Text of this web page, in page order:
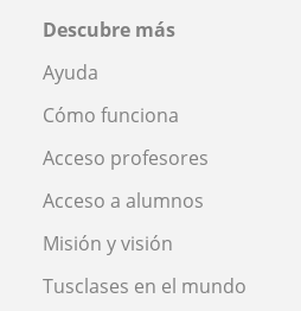
Descubre más
Ayuda
Cómo funciona
Acceso profesores
Acceso a alumnos
Misión y visión
Tusclases en el mundo